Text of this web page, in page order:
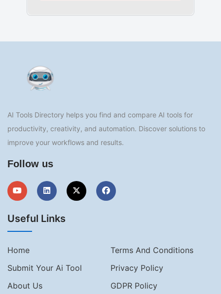
AI Tools Directory helps you find and compare AI tools for
productivity, creativity, and automation. Discover solutions to
improve your workflows and results.
Follow us
Useful Links
Home
Terms And Conditions
Submit Your Ai Tool
Privacy Policy
About Us
GDPR Policy